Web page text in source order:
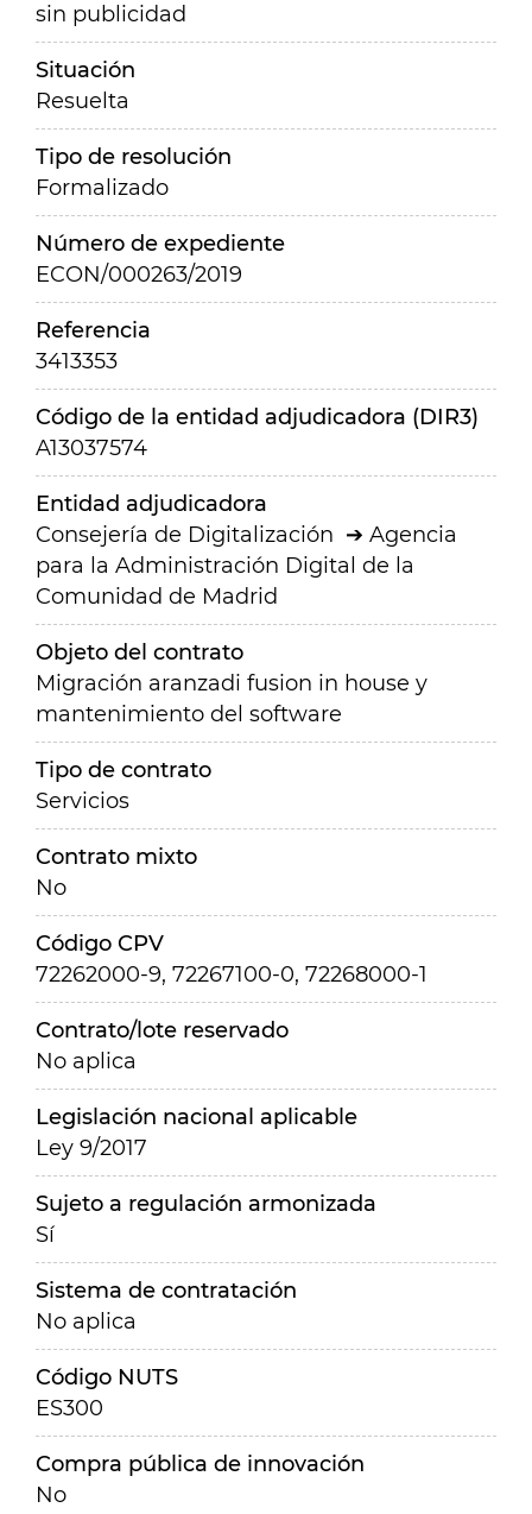
sin publicidad
Situación
Resuelta
Tipo de resolución
Formalizado
Número de expediente
ECON/000263/2019
Referencia
3413353
Código de la entidad adjudicadora (DIR3)
A13037574
Entidad adjudicadora
Consejería de Digitalización
Agencia
para la Administración Digital de la
Comunidad de Madrid
Objeto del contrato
Migración aranzadi fusion in house y
mantenimiento del software
Tipo de contrato
Servicios
Contrato mixto
No
Código CPV
72262000-9, 72267100-0, 72268000-1
Contrato/lote reservado
No aplica
Legislación nacional aplicable
Ley 9/2017
Sujeto a regulación armonizada
Sí
Sistema de contratación
No aplica
Código NUTS
ES300
Compra pública de innovación
No